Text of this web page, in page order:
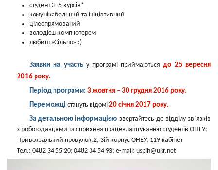
студент 3–5 курсів*
комунікабельний та ініціативний
цілеспрямований
володієш комп’ютером
любиш «Сільпо» :)
Заявки на участьу програмі приймаютьсядо 25 вересня
2016 року.
Період програми: 3 жовтня – 30 грудня 2016 року.
Переможці стануть відомі 20 січня 2017 року.
За детальною інформацією звертайтесь до відділу зв’язків
з роботодавцями та сприяння працевлаштуванню студентів ОНЕУ:
Привокзальний провулок,2; 3ій корпус ОНЕУ, 119 кабінет
Тел.: 0482 34 55 20; 0482 34 54 93; e-mail: uspih@ukr.net